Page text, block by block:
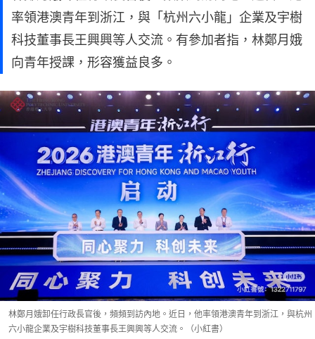
率領港澳青年到浙江，與「杭州六小龍」企業及宇樹
科技董事長王興興等人交流。有參加者指，林鄭月娥
向青年授課，形容獲益良多。
林鄭月娥卸任行政長官後，頻頻到訪內地。近日，他率領港澳青年到浙江，與杭州
六小龍企業及宇樹科技董事長王興興等人交流。（小紅書）